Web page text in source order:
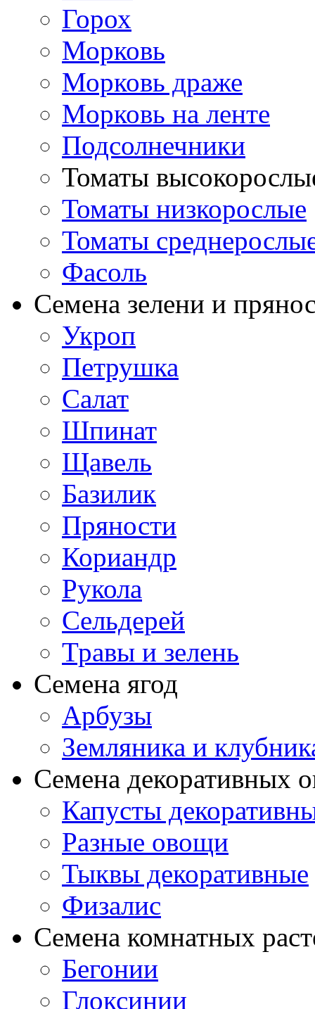
Горох
Морковь
Морковь драже
Морковь на ленте
Подсолнечники
Томаты
Томаты низкорослые
Томаты
Фасоль
Семена зелени и
Укроп
Петрушка
Салат
Шпинат
Щавель
Базилик
Пряности
Кориандр
Рукола
Сельдерей
Травы и зелень
Семена ягод
Арбузы
Земляника и
Семена декоративных
Капусты
Разные овощи
Тыквы декоративные
Физалис
Семена комнатных
Бегонии
Глоксинии